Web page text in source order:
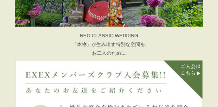
NEO CLASSIC WEDDING
「本物」が生み出す特別な空間を,
お二人のために